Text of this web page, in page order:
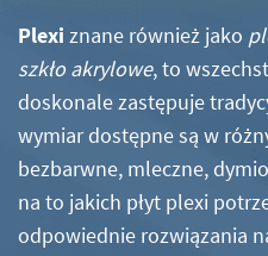
Plexi znane również jako
szkło akrylowe, to
doskonale zastępuje
wymiar dostępne są w
bezbarwne, mleczne,
na to jakich płyt plexi
odpowiednie rozwiązania